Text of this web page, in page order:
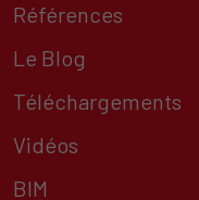
Références
Le Blog
Téléchargements
Vidéos
BIM